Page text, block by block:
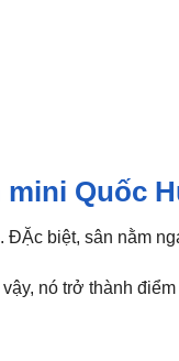
mini Quốc
biệt, sân nằm
nó trở thành